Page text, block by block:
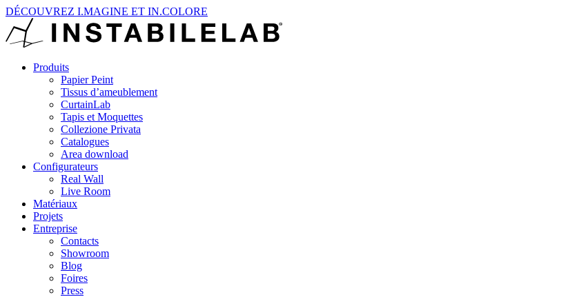
DÉCOUVREZ I.MAGINE ET IN.COLORE
Produits
Papier Peint
Tissus d’ameublement
CurtainLab
Tapis et Moquettes
Collezione Privata
Catalogues
Area download
Configurateurs
Real Wall
Live Room
Matériaux
Projets
Entreprise
Contacts
Showroom
Blog
Foires
Press